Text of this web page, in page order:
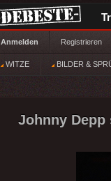
Anmelden Registrieren
WITZE BILDER &
Johnny